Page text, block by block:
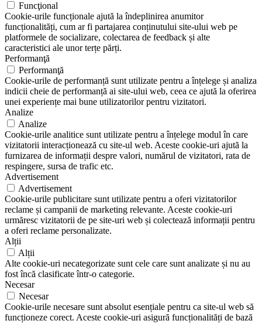
Funcţional
Cookie-urile funcționale ajută la îndeplinirea anumitor
funcționalități, cum ar fi partajarea conținutului site-ului web pe
platformele de socializare, colectarea de feedback și alte
caracteristici ale unor terțe părți.
Performanţă
Performanţă
Cookie-urile de performanță sunt utilizate pentru a înțelege și analiza
indicii cheie de performanță ai site-ului web, ceea ce ajută la oferirea
unei experiențe mai bune utilizatorilor pentru vizitatori.
Analize
Analize
Cookie-urile analitice sunt utilizate pentru a înțelege modul în care
vizitatorii interacționează cu site-ul web. Aceste cookie-uri ajută la
furnizarea de informații despre valori, numărul de vizitatori, rata de
respingere, sursa de trafic etc.
Advertisement
Advertisement
Cookie-urile publicitare sunt utilizate pentru a oferi vizitatorilor
reclame și campanii de marketing relevante. Aceste cookie-uri
urmăresc vizitatorii de pe site-uri web și colectează informații pentru
a oferi reclame personalizate.
Alții
Alții
Alte cookie-uri necategorizate sunt cele care sunt analizate și nu au
fost încă clasificate într-o categorie.
Necesar
Necesar
Cookie-urile necesare sunt absolut esențiale pentru ca site-ul web să
funcționeze corect. Aceste cookie-uri asigură funcționalități de bază